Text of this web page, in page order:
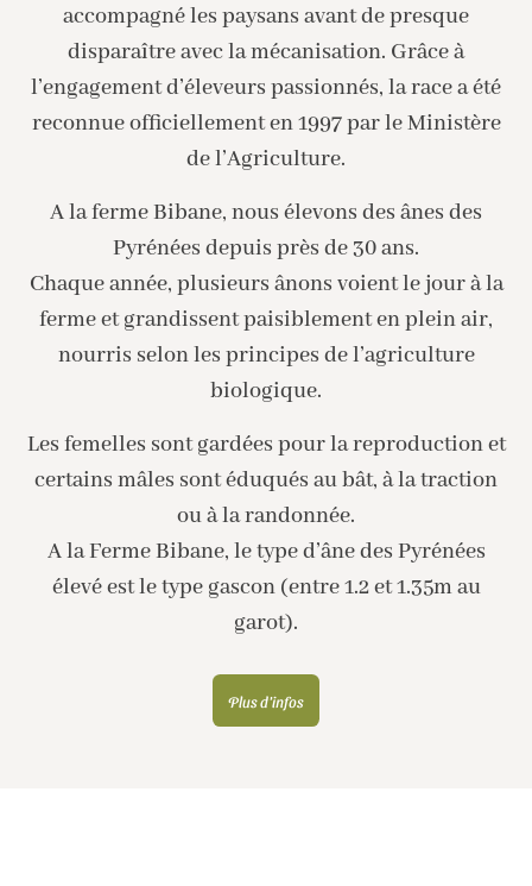
accompagné les paysans avant de presque
disparaître avec la mécanisation. Grâce à
l’engagement d’éleveurs passionnés, la race a été
reconnue officiellement en 1997 par le Ministère
de l’Agriculture.
A la ferme Bibane, nous élevons des ânes des
Pyrénées depuis près de 30 ans.
Chaque année, plusieurs ânons voient le jour à la
ferme et grandissent paisiblement en plein air,
nourris selon les principes de l’agriculture
biologique.
Les femelles sont gardées pour la reproduction et
certains mâles sont éduqués au bât, à la traction
ou à la randonnée.
A la Ferme Bibane, le type d’âne des Pyrénées
élevé est le type gascon (entre 1.2 et 1.35m au
garot).
Plus d'infos